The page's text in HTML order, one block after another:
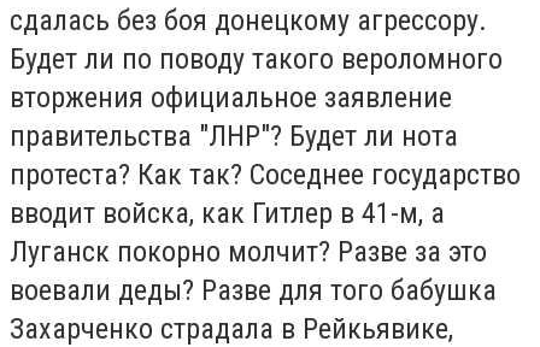
сдалась без боя донецкому агрессору.
Будет ли по поводу такого вероломного
вторжения официальное заявление
правительства "ЛНР"? Будет ли нота
протеста? Как так? Соседнее государство
вводит войска, как Гитлер в 41-м, а
Луганск покорно молчит? Разве за это
воевали деды? Разве для того бабушка
Захарченко страдала в Рейкьявике,